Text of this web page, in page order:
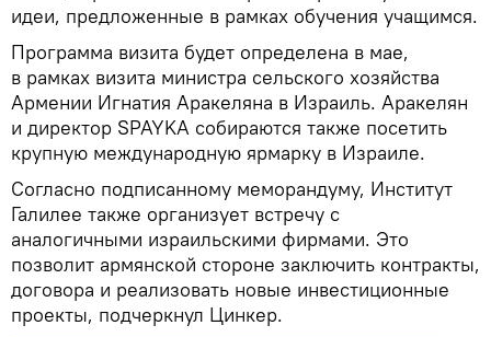
идеи, предложенные в рамках обучения учащимся.
Программа визита будет определена в мае,
в рамках визита министра сельского хозяйства
Армении Игнатия Аракеляна в Израиль. Аракелян
и директор SPAYKA собираются также посетить
крупную международную ярмарку в Израиле.
Согласно подписанному меморандуму, Институт
Галилее также организует встречу с
аналогичными израильскими фирмами. Это
позволит армянской стороне заключить контракты,
договора и реализовать новые инвестиционные
проекты, подчеркнул Цинкер.